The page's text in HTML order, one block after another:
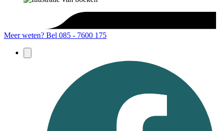
Meer weten? Bel 085 - 7600 175